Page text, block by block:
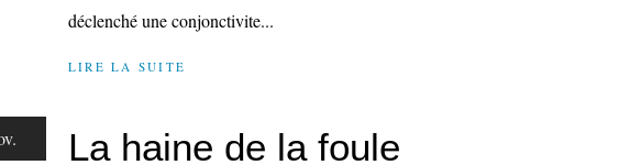
déclenché une conjonctivite...
LIRE LA SUITE
La haine de la foule